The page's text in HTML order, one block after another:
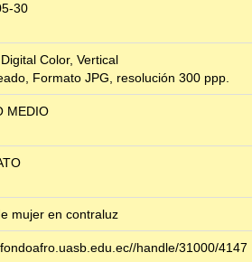
30
Color, Vertical
Formato JPG, resolución 300 ppp.
MEDIO
mujer en contraluz
handle/31000/4147